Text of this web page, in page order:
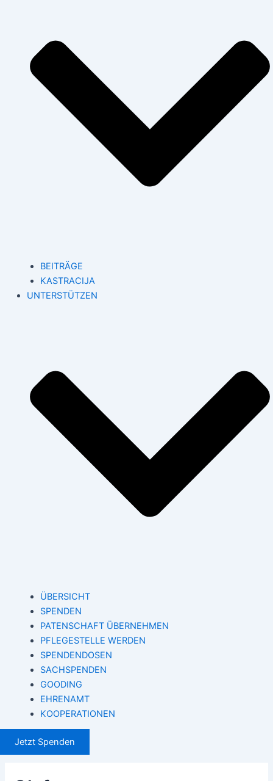
BEITRÄGE
KASTRACIJA
UNTERSTÜTZEN
ÜBERSICHT
SPENDEN
PATENSCHAFT ÜBERNEHMEN
PFLEGESTELLE WERDEN
SPENDENDOSEN
SACHSPENDEN
GOODING
EHRENAMT
KOOPERATIONEN
Jetzt Spenden